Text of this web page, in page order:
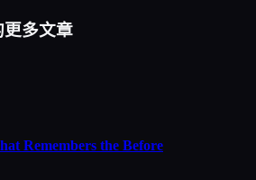
更多文章
Remembers the Before